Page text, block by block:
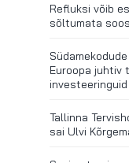
Refluksi võib
sõltumata
Euroopa juhtiv
Tallinna
sai Ulvi